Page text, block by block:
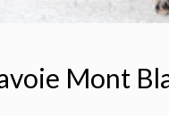
Mont